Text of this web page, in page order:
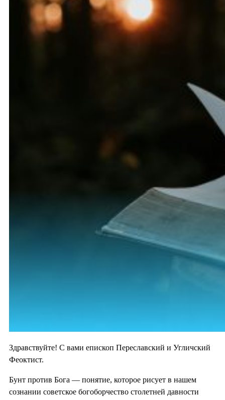
Здравствуйте! С вами епископ Переславский и Угличский
Феоктист.
Бунт против Бога — понятие, которое рисует в нашем
сознании советское богоборчество столетней давности